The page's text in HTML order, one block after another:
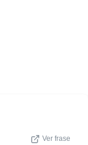
Ver frase